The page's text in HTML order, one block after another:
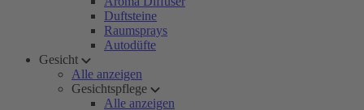
Duftsteine
Raumsprays
Autodüfte
Gesicht
Alle anzeigen
Gesichtspflege
Alle anzeigen